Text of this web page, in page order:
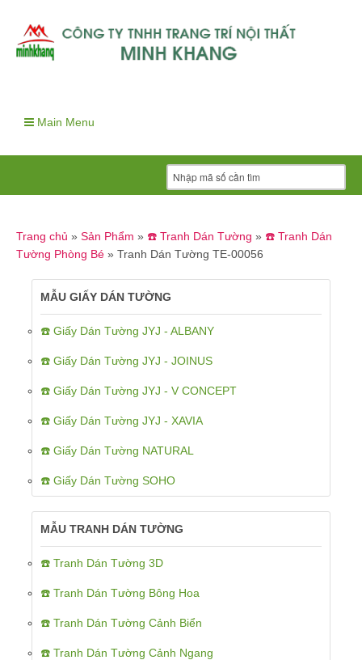
Main Menu
Trang chủ » Sản Phẩm » ☎️ Tranh Dán Tường » ☎️ Tranh Dán
Tường Phòng Bé » Tranh Dán Tường TE-00056
MẪU GIẤY DÁN TƯỜNG
☎️ Giấy Dán Tường JYJ - ALBANY
☎️ Giấy Dán Tường JYJ - JOINUS
☎️ Giấy Dán Tường JYJ - V CONCEPT
☎️ Giấy Dán Tường JYJ - XAVIA
☎️ Giấy Dán Tường NATURAL
☎️ Giấy Dán Tường SOHO
MẪU TRANH DÁN TƯỜNG
☎️ Tranh Dán Tường 3D
☎️ Tranh Dán Tường Bông Hoa
☎️ Tranh Dán Tường Cảnh Biển
☎️ Tranh Dán Tường Cảnh Ngang